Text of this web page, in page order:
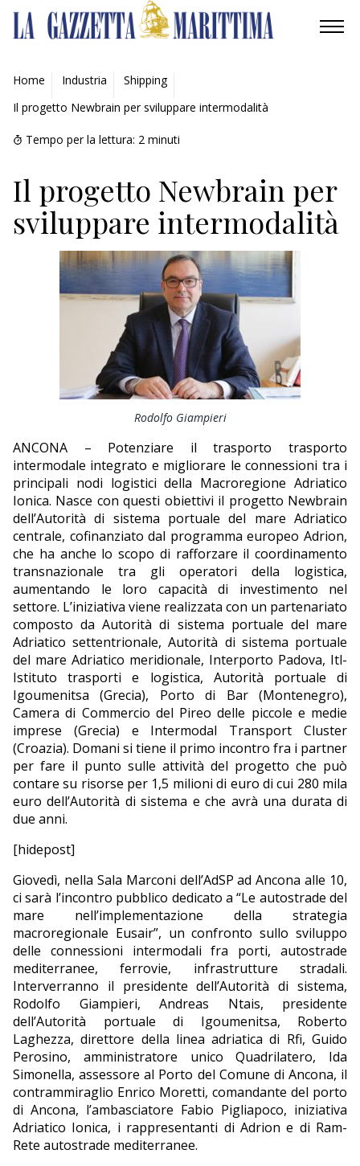
AMBIENTE
MOBILITÀ
INDUSTRIA
RICERCA
ECONOMIA
TURISMO
EDITORIALI
Home Industria
Shipping
Il progetto Newbrain per sviluppare intermodalità
Tempo per la lettura: 2 minuti
Il progetto Newbrain per
sviluppare intermodalità
Rodolfo Giampieri
ANCONA – Potenziare il trasporto trasporto
intermodale integrato e migliorare le connessioni tra i
principali nodi logistici della Macroregione Adriatico
Ionica. Nasce con questi obiettivi il progetto Newbrain
dell’Autorità di sistema portuale del mare Adriatico
centrale, cofinanziato dal programma europeo Adrion,
che ha anche lo scopo di rafforzare il coordinamento
transnazionale tra gli operatori della logistica,
aumentando le loro capacità di investimento nel
settore. L’iniziativa viene realizzata con un partenariato
composto da Autorità di sistema portuale del mare
Adriatico settentrionale, Autorità di sistema portuale
del mare Adriatico meridionale, Interporto Padova, Itl-
Istituto trasporti e logistica, Autorità portuale di
Igoumenitsa (Grecia), Porto di Bar (Montenegro),
Camera di Commercio del Pireo delle piccole e medie
imprese (Grecia) e Intermodal Transport Cluster
(Croazia). Domani si tiene il primo incontro fra i partner
per fare il punto sulle attività del progetto che può
contare su risorse per 1,5 milioni di euro di cui 280 mila
euro dell’Autorità di sistema e che avrà una durata di
due anni.
[hidepost]
Giovedì, nella Sala Marconi dell’AdSP ad Ancona alle 10,
ci sarà l’incontro pubblico dedicato a “Le autostrade del
mare nell’implementazione della strategia
macroregionale Eusair”, un confronto sullo sviluppo
delle connessioni intermodali fra porti, autostrade
mediterranee, ferrovie, infrastrutture stradali.
Interverranno il presidente dell’Autorità di sistema,
Rodolfo Giampieri, Andreas Ntais, presidente
dell’Autorità portuale di Igoumenitsa, Roberto
Laghezza, direttore della linea adriatica di Rfi, Guido
Perosino, amministratore unico Quadrilatero, Ida
Simonella, assessore al Porto del Comune di Ancona, il
contrammiraglio Enrico Moretti, comandante del porto
di Ancona, l’ambasciatore Fabio Pigliapoco, iniziativa
Adriatico Ionica, i rappresentanti di Adrion e di Ram-
Rete autostrade mediterranee.